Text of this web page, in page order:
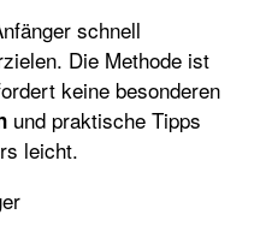
schnell
Die Methode ist
keine besonderen
und praktische Tipps
leicht.